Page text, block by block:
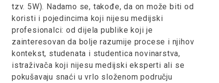
tzv. 5W). Nadamo se, takođe, da on može biti od
koristi i pojedincima koji nijesu medijski
profesionalci: od dijela publike koji je
zainteresovan da bolje razumije procese i njihov
kontekst, studenata i studentica novinarstva,
istraživača koji nijesu medijski eksperti ali se
pokušavaju snaći u vrlo složenom području